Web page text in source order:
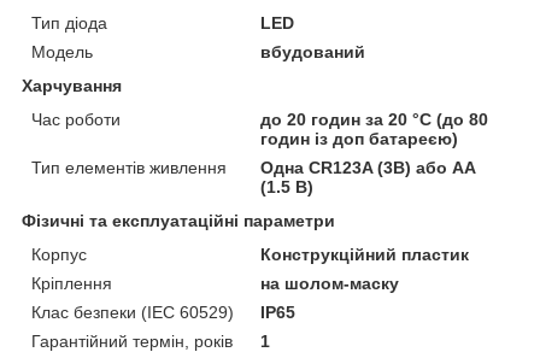
Тип діода
LED
Модель
вбудований
Харчування
Час роботи
до 20 годин за 20 °C (до 80
годин із доп батареєю)
Тип елементів живлення
Одна CR123A (3В) або AA
(1.5 В)
Фізичні та експлуатаційні параметри
Корпус
Конструкційний пластик
Кріплення
на шолом-маску
Клас безпеки (IEC 60529)
IP65
Гарантійний термін, років
1